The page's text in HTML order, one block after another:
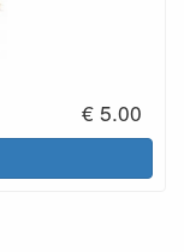
€ 5.00